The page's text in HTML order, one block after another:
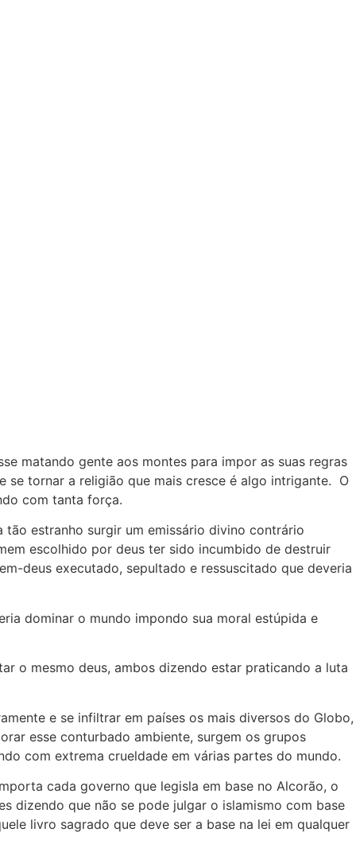
matando gente aos montes para impor as suas regras
se tornar a religião que mais cresce é algo intrigante. O
com tanta força.
estranho surgir um emissário divino contrário
escolhido por deus ter sido incumbido de destruir
deus executado, sepultado e ressuscitado que deveria
dominar o mundo impondo sua moral estúpida e
o mesmo deus, ambos dizendo estar praticando a luta
e se infiltrar em países os mais diversos do Globo,
esse conturbado ambiente, surgem os grupos
com extrema crueldade em várias partes do mundo.
cada governo que legisla em base no Alcorão, o
dizendo que não se pode julgar o islamismo com base
livro sagrado que deve ser a base na lei em qualquer